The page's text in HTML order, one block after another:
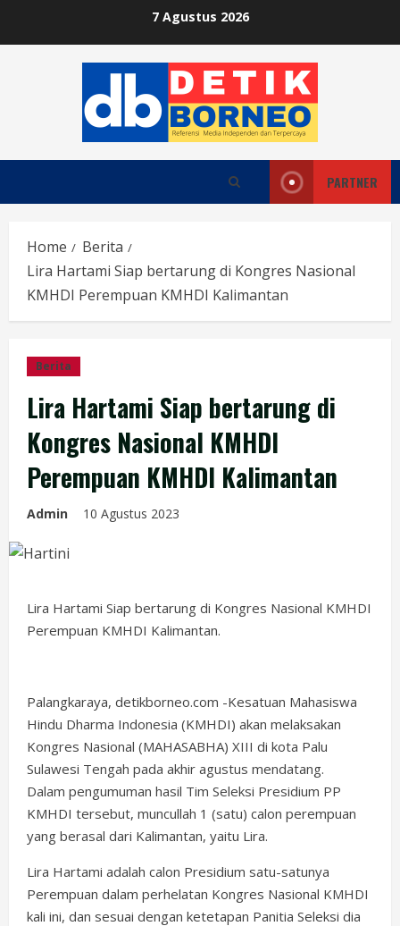
7 Agustus 2026
PARTNER
Home
Berita
Lira Hartami Siap bertarung di Kongres Nasional
KMHDI Perempuan KMHDI Kalimantan
Berita
Lira Hartami Siap bertarung di
Kongres Nasional KMHDI
Perempuan KMHDI Kalimantan
Admin 10 Agustus 2023
Lira Hartami Siap bertarung di Kongres Nasional KMHDI
Perempuan KMHDI Kalimantan.
Palangkaraya, detikborneo.com -Kesatuan Mahasiswa
Hindu Dharma Indonesia (KMHDI) akan melaksakan
Kongres Nasional (MAHASABHA) XIII di kota Palu
Sulawesi Tengah pada akhir agustus mendatang.
Dalam pengumuman hasil Tim Seleksi Presidium PP
KMHDI tersebut, muncullah 1 (satu) calon perempuan
yang berasal dari Kalimantan, yaitu Lira.
Lira Hartami adalah calon Presidium satu-satunya
Perempuan dalam perhelatan Kongres Nasional KMHDI
kali ini, dan sesuai dengan ketetapan Panitia Seleksi dia